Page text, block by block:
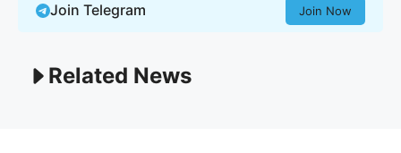
Join Telegram Join Now
Related News